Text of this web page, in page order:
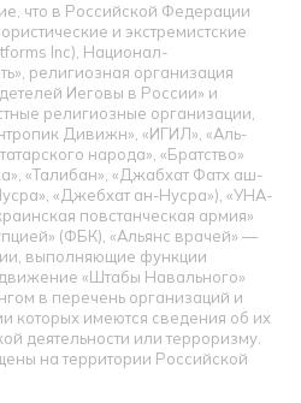
что в Российской Федерации
и экстремистские
Inc), Национал-
религиозная организация
Иеговы в России» и
религиозные организации,
Дивижн», «ИГИЛ», «Аль-
народа», «Братство»
«Талибан», «Джабхат Фатх аш-
«Джебхат ан-Нусра»), «УНА-
повстанческая армия»
(ФБК), «Альянс врачей» —
выполняющие функции
«Штабы Навального»
в перечень организаций и
которых имеются сведения об их
деятельности или терроризму.
на территории Российской